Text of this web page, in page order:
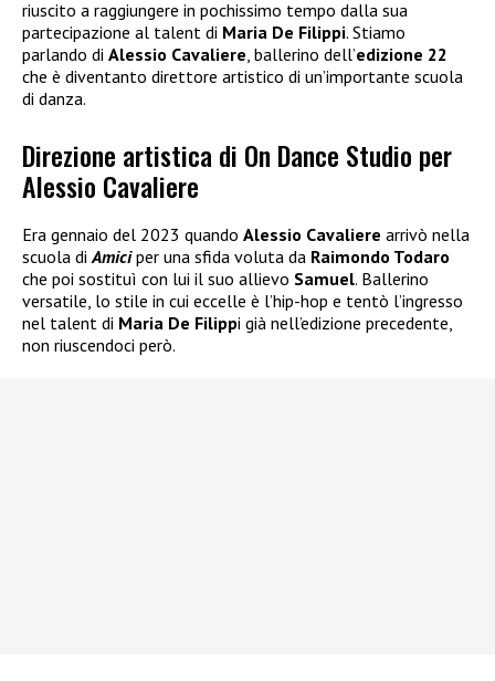
riuscito a raggiungere in pochissimo tempo dalla sua
partecipazione al talent di Maria De Filippi. Stiamo
parlando di Alessio Cavaliere, ballerino dell’edizione 22
che è diventanto direttore artistico di un’importante scuola
di danza.
Direzione artistica di On Dance Studio per
Alessio Cavaliere
Era gennaio del 2023 quando Alessio Cavaliere arrivò nella
scuola di Amiciper una sfida voluta da Raimondo Todaro
che poi sostituì con lui il suo allievo Samuel. Ballerino
versatile, lo stile in cui eccelle è l’hip-hop e tentò l’ingresso
nel talent di Maria De Filippi già nell’edizione precedente,
non riuscendoci però.